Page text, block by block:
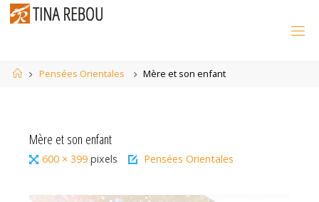
Skip
HomePensées Orientales Mère et son enfant
Mère et son enfant
Full600 × 399pixels Pensées Orientales